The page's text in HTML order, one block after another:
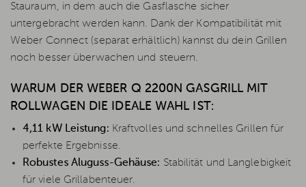
Stauraum, in dem auch die Gasflasche sicher
untergebracht werden kann. Dank der Kompatibilität mit
Weber Connect (separat erhältlich) kannst du dein Grillen
noch besser überwachen und steuern.
WARUM DER WEBER Q 2200N GASGRILL MIT
ROLLWAGEN DIE IDEALE WAHL IST:
4,11 kW Leistung: Kraftvolles und schnelles Grillen für
perfekte Ergebnisse.
Robustes Aluguss-Gehäuse: Stabilität und Langlebigkeit
für viele Grillabenteuer.